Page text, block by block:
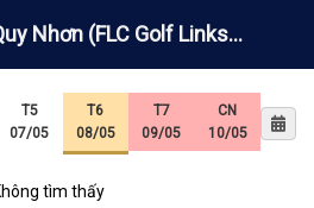
Nhơn (FLC Golf Links
Inbound
T5
07/05
T6
08/05
T7
09/05
CN
10/05
tìm thấy